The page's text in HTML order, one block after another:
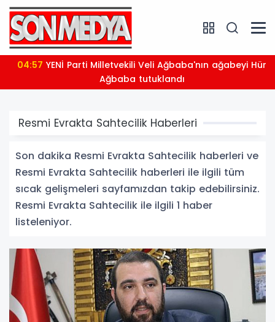
04:57YENİ Parti Milletvekili Veli Ağbaba'nın ağabeyi Hür
Ağbaba tutuklandı
Resmi Evrakta Sahtecilik Haberleri
Son dakika Resmi Evrakta Sahtecilik haberleri ve
Resmi Evrakta Sahtecilik haberleri ile ilgili tüm
sıcak gelişmeleri sayfamızdan takip edebilirsiniz.
Resmi Evrakta Sahtecilik ile ilgili 1 haber
listeleniyor.